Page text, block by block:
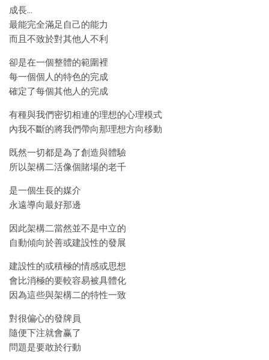
成長…
最能完全滿足自己的能力
而且不致於對其他人不利
卻是在一個整體的範圍裡
每一個個人的特色的完成
確定了每個其他人的完成
有種與我們密切相連的理想的心理模式
內我不斷的將我們帶向那理想方向移動
既然一切都是為了創造與體驗
所以架構二活像個賭場的老千
是一個生長的媒介
永遠導向最好那邊
因此架構二當然並不是中立的
自動傾向於善或建設性的發展
建設性的或積極的情感或思想
會比消極的要較容易被具體化
因為這些與架構二的特性一致
對很偏心的發牌員
隨便下注就會赢了
問題是要敢於行動